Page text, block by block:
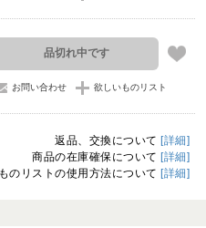
品切れ中です
お問い合わせ 欲しいものリスト
返品、交換について [詳細]
商品の在庫確保について [詳細]
のリストの使用方法について [詳細]